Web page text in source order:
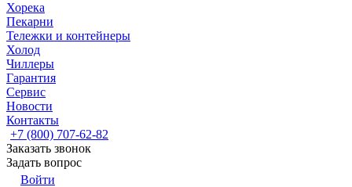
Хорека
Пекарни
Тележки и контейнеры
Холод
Чиллеры
Гарантия
Сервис
Новости
Контакты
+7 (800) 707-62-82
Заказать звонок
Задать вопрос
Войти